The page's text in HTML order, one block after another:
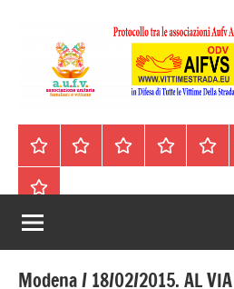
contenuto
A.I.F.V.S.
–
Associazione
Italiana
Familiari
difesa
di
tutte
vittime
della
strada
HomepageSegnalazioni
Nord
Centro
Sud
Archivio
Modena / 18/02/2015. AL VIA